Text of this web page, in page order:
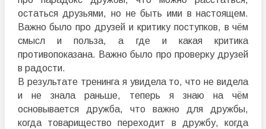
остаться друзьями, но не быть ими в настоящем.
Важно было про друзей и критику поступков, в чём
смысл и польза, а где и какая критика
противопоказана. Важно было про проверку друзей
в радости.
В результате тренинга я увидела то, что не видела
и не знала раньше, теперь я знаю на чём
основывается дружба, что важно для дружбы,
когда товарищество переходит в дружбу, когда